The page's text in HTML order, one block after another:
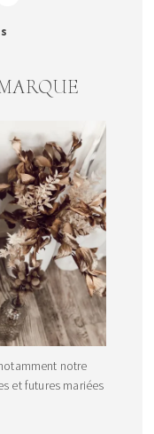
notre
et futures mariées